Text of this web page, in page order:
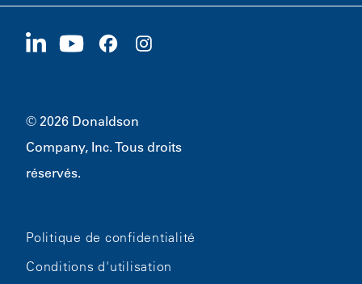
Développement durable
1400 W 94th Street
© 2026 Donaldson
Company, Inc. Tous droits
réservés.
Politique de confidentialité
Conditions d'utilisation